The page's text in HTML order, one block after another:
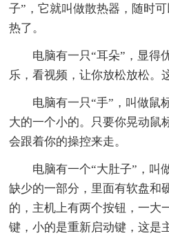
子”，它就叫做散热器，随时
热了。
电脑有一只“耳朵”，显得
乐，看视频，让你放松放松。
电脑有一只“手”，叫做鼠
大的一个小的。只要你晃动鼠
会跟着你的操控来走。
电脑有一个“大肚子”，叫
缺少的一部分，里面有软盘和
的，主机上有两个按钮，一大
键，小的是重新启动键，这是